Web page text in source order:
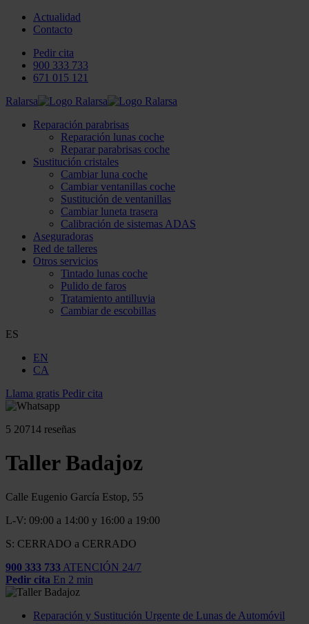
Actualidad
Contacto
Pedir cita
900 333 733
671 015 121
Ralarsa
Reparación parabrisas
Reparación lunas coche
Reparar parabrisas coche
Sustitución cristales
Cambiar luna coche
Cambiar ventanillas coche
Sustitución de ventanillas
Cambiar luneta trasera
Calibración de sistemas ADAS
Aseguradoras
Red de talleres
Otros servicios
Tintado lunas coche
Pulido de faros
Tratamiento antilluvia
Cambiar de escobillas
ES
EN
CA
Llama gratis Pedir cita
5 20714 reseñas
Taller Badajoz
Calle Eugenio García Estop, 55
L-V: 09:00 a 14:00 y 16:00 a 19:00
S: CERRADO a CERRADO
900 333 733 ATENCIÓN 24/7
Pedir cita En 2 min
Reparación y Sustitución Urgente de Lunas de Automóvil